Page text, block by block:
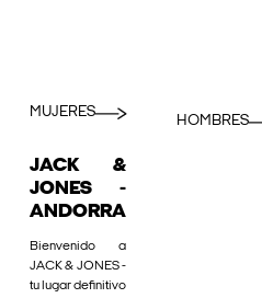
MUJERES
HOMBRES
JACK &
JONES -
ANDORRA
Bienvenido a
JACK & JONES -
tu lugar definitivo